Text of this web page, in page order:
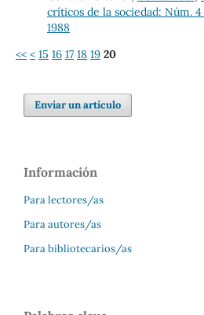
críticos de la sociedad: Núm.
1988
<< < 15 16 17 18 19 20
Enviar un artículo
Información
Para lectores/as
Para autores/as
Para bibliotecarios/as